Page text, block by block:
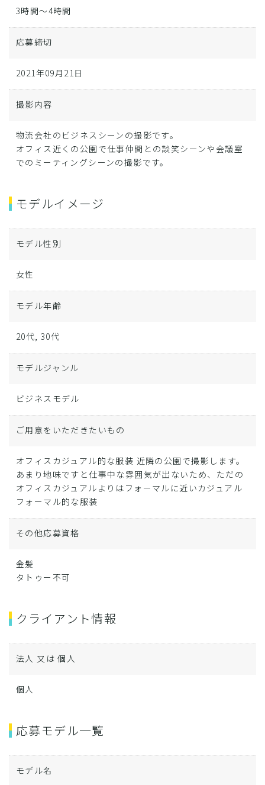
3時間～4時間
応募締切
2021年09月21日
撮影内容
物流会社のビジネスシーンの撮影です。
オフィス近くの公園で仕事仲間との談笑シーンや会議室
でのミーティングシーンの撮影です。
モデルイメージ
モデル性別
女性
モデル年齢
20代, 30代
モデルジャンル
ビジネスモデル
ご用意をいただきたいもの
オフィスカジュアル的な服装 近隣の公園で撮影します。
あまり地味ですと仕事中な雰囲気が出ないため、ただの
オフィスカジュアルよりはフォーマルに近いカジュアル
フォーマル的な服装
その他応募資格
金髪
タトゥー不可
クライアント情報
法人 又は 個人
個人
応募モデル一覧
モデル名